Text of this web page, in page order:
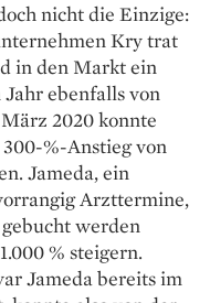
nicht die Einzige:
Kry trat
in den Markt ein
ebenfalls von
2020 ­konnte
%-Anstieg von
Jameda, ein
Arzttermine,
werden
% steigern.
Jameda bereits im